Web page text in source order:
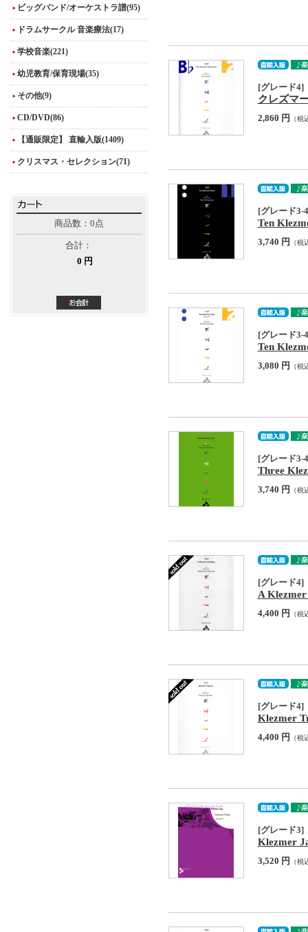
ビッグバンド/オーケストラ譜(95)
ドラムサークル 音楽療法(17)
学校音楽(221)
幼児教育/保育現場(35)
その他(9)
CD/DVD(86)
【通販限定】 直輸入版(1409)
クリスマス・セレクション(71)
商品数：0点
合計：
0 円
[グレード4]
クレズマ
2,860 円 （税
[グレード3-
Ten
3,740 円 （税
[グレード3-
Ten
3,080 円 （税
[グレード3-
Three
3,740 円 （税
[グレード4]
A
4,400 円 （税
[グレード4]
Klezmer
4,400 円 （税
[グレード3]
Klezmer
3,520 円 （税